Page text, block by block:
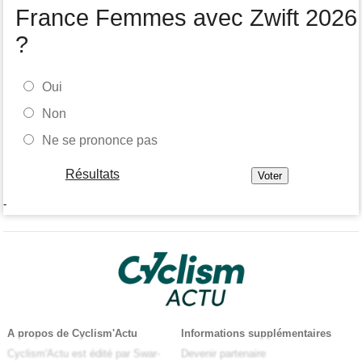
France Femmes avec Zwift 2026
?
Oui
Non
Ne se prononce pas
Résultats
-
A propos de Cyclism'Actu
Cyclism'Actu est édité par Swar-
Informations supplémentaires
Devenir partenaire